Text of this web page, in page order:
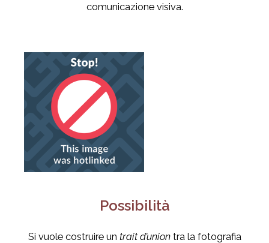
comunicazione visiva.
Possibilità
Si vuole costruire un trait d’uniontra la fotografia